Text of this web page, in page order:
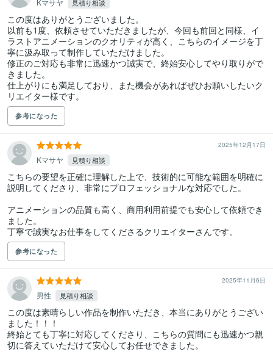
Kマサヤ 見積り相談
この度はありがとうございました。
以前も1度、依頼させていただきましたが、今回も前回と同様、イ
ラストアニメーションのクオリティが高く、こちらのイメージを丁
寧に汲み取って制作していただけました。
修正のご対応も非常に迅速かつ誠実で、終始安心してやり取りがで
きました。
仕上がりにも満足しており、また機会があればぜひお願いしたいク
リエイター様です。
参考になった
2025年12月17日
Kマサヤ 見積り相談
こちらの要望を正確に理解した上で、技術的に可能な範囲を明確に
説明してくださり、非常にプロフェッショナルな対応でした。
アニメーションの品質も高く、商用利用前提でも安心して依頼でき
ました。
丁寧で誠実なお仕事をしてくださるクリエイターさんです。
参考になった
2025年11月6日
男性 見積り相談
この度は素晴らしい作品を制作いただき、本当にありがとうござい
ました！！！
終始とても丁寧に対応してくださり、こちらの質問にも迅速かつ親
切に答えていただけて安心してお任せできました。